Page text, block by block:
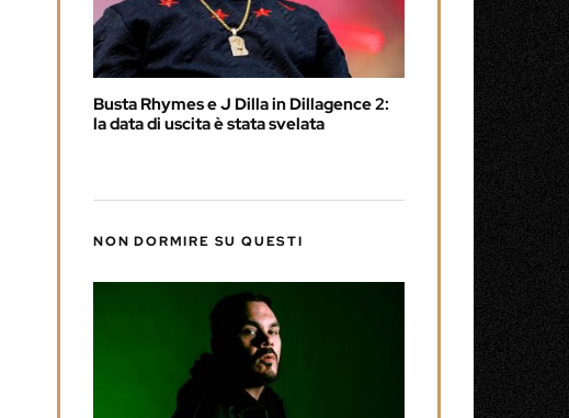
Busta Rhymes e J Dilla in Dillagence 2:
la data di uscita è stata svelata
NON DORMIRE SU QUESTI